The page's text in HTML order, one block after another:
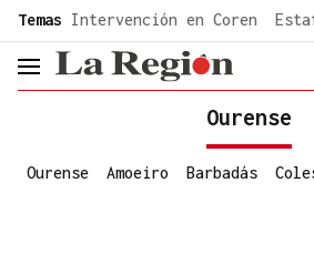
common.go-to-content
Temas Intervención en Coren
header.menu.open
Ourense
Ourense Amoeiro Barbadás